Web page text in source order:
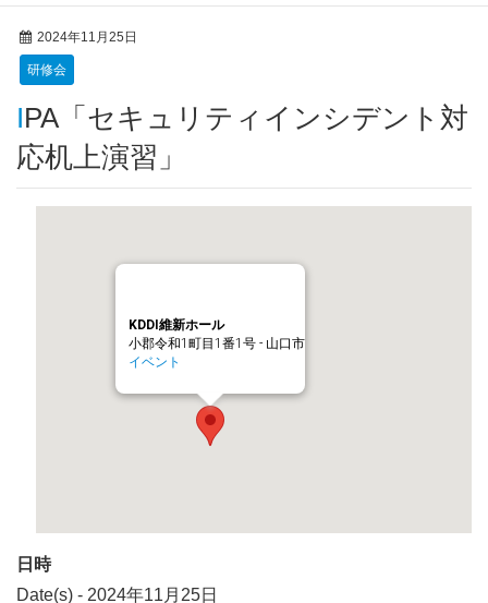
2024年11月25日
研修会
IPA「セキュリティインシデント対
応机上演習」
KDDI維新ホール
小郡令和1町目1番1号 - 山口市
イベント
日時
Date(s) - 2024年11月25日